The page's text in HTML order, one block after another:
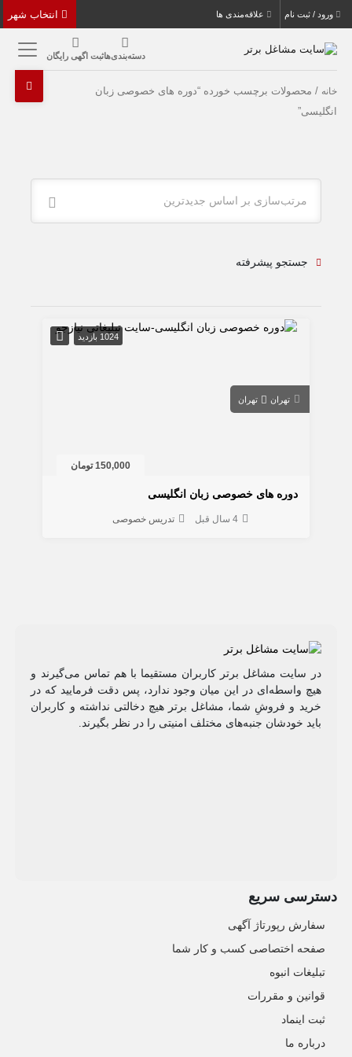
ورود / ثبت نام علاقه‌مندی ها
دسته‌بندی‌هاثبت اگهی رایگان
خانه / محصولات برچسب خورده “دوره های خصوصی زبان
انگلیسی”
مرتب‌سازی بر اساس جدیدترین
جستجو پیشرفته
1024 بازدید
تهران تهران
150,000 تومان
دوره های خصوصی زبان انگلیسی
4 سال قبل تدریس خصوصی
در سایت مشاغل برتر کاربران مستقیما با هم تماس می‌گیرند و
هیچ واسطه‌ای در این میان وجود ندارد، پس دقت فرمایید که در
خرید و فروشِ شما، مشاغل برتر هیچ دخالتی نداشته و کاربران
باید خودشان جنبه‌های مختلف امنیتی را در نظر بگیرند.
دسترسی سریع
سفارش رپورتاژ آگهی
صفحه اختصاصی کسب و کار شما
تبلیغات انبوه
قوانین و مقررات
ثبت اینماد
درباره ما